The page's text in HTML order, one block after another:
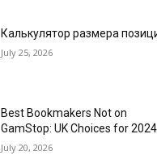
Калькулятор размера
July 25, 2026
Best Bookmakers Not on
GamStop: UK Choices for 2024
July 20, 2026